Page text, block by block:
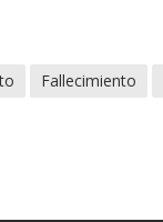
Fallecimiento